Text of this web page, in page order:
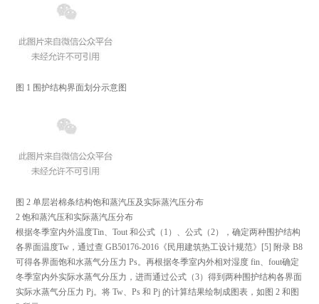
图 1 围护结构界面划分示意图
图 2 单层岩棉条结构饱和蒸汽压及实际蒸汽压分布
2 饱和蒸汽压和实际蒸汽压分布
根据冬季室内外温度Tin、Tout 和公式（1）、公式（2），确定两种围护结构
各界面温度Tw，通过查 GB50176-2016 《民用建筑热工设计规范》
[5] 附录 B8
可得各界面饱和水蒸气分压力 Ps。再根据冬季室内外相对湿度 fin、fout确定
冬季室内外实际水蒸气分压力，进而通过公式（3）得到两种围护结构各界面
实际水蒸气分压力 Pj。将 Tw、Ps 和 Pj 的计算结果绘制成图表，如图 2 和图